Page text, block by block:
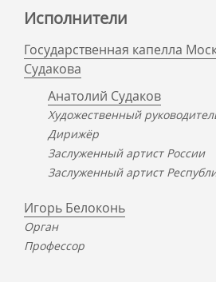
Исполнители
Государственная капелла
Судакова
Анатолий Судаков
Художественный
Дирижёр
Заслуженный артист России
Заслуженный артист
Игорь Белоконь
Орган
Профессор